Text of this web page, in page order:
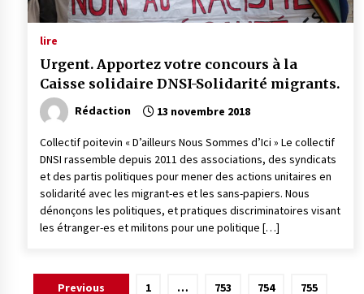
lire
Urgent. Apportez votre concours à la
Caisse solidaire DNSI-Solidarité migrants.
Rédaction 13 novembre 2018
Collectif poitevin « D’ailleurs Nous Sommes d’Ici » Le collectif
DNSI rassemble depuis 2011 des asso­ciations, des syndicats
et des partis politiques pour mener des actions unitaires en
solidarité avec les migrant-es et les sans-papiers. Nous
dénonçons les politiques, et pratiques discriminatoires visant
les étranger-es et militons pour une politique […]
Pagination
Previous 1 … 753 754 755